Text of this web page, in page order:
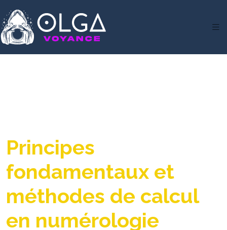
Principes
fondamentaux et
méthodes de calcul
en numérologie